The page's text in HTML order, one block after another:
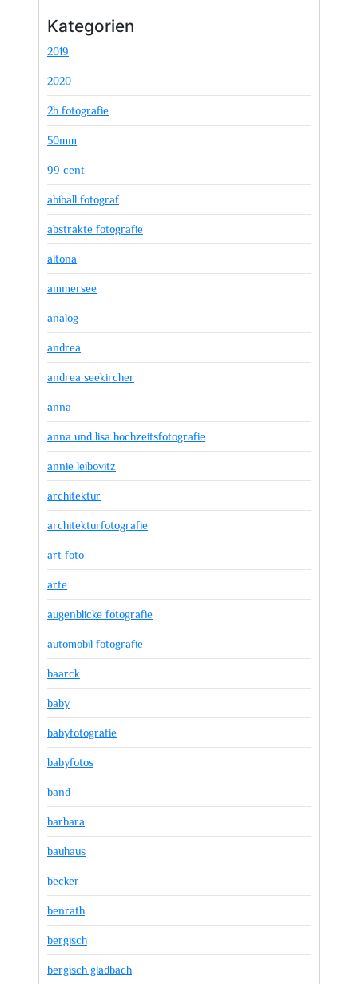
Kategorien
2019
2020
2h fotografie
50mm
99 cent
abiball fotograf
abstrakte fotografie
altona
ammersee
analog
andrea
andrea seekircher
anna
anna und lisa hochzeitsfotografie
annie leibovitz
architektur
architekturfotografie
art foto
arte
augenblicke fotografie
automobil fotografie
baarck
baby
babyfotografie
babyfotos
band
barbara
bauhaus
becker
benrath
bergisch
bergisch gladbach